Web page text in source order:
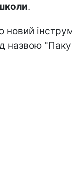
.
новий
назвою